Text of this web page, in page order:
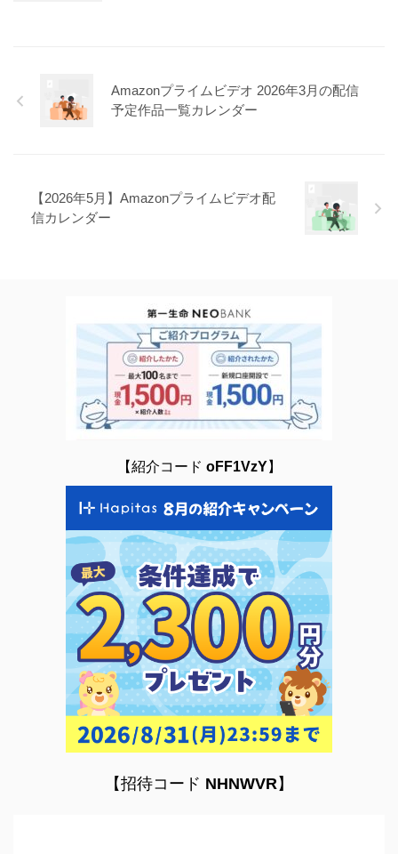
Amazonプライムビデオ 2026年3月の配信
予定作品一覧カレンダー
【2026年5月】Amazonプライムビデオ配
信カレンダー
【紹介コード oFF1VzY】
【招待コード NHNWVR】